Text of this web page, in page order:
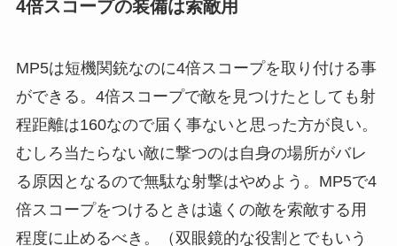
4倍スコープの装備は索敵用
MP5は短機関銃なのに4倍スコープを取り付ける事
ができる。4倍スコープで敵を見つけたとしても射
程距離は160なので届く事ないと思った方が良い。
むしろ当たらない敵に撃つのは自身の場所がバレ
る原因となるので無駄な射撃はやめよう。MP5で4
倍スコープをつけるときは遠くの敵を索敵する用
程度に止めるべき。（双眼鏡的な役割とでもいう